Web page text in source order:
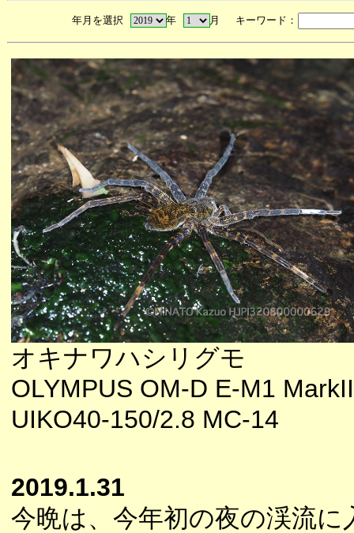
年月を選択 年 月 キーワード：
オキナワハシリグモ
OLYMPUS OM-D E-M1
UIKO40-150/2.8 MC-14
2019.1.31
今晩は、今年初の夜の渓流に